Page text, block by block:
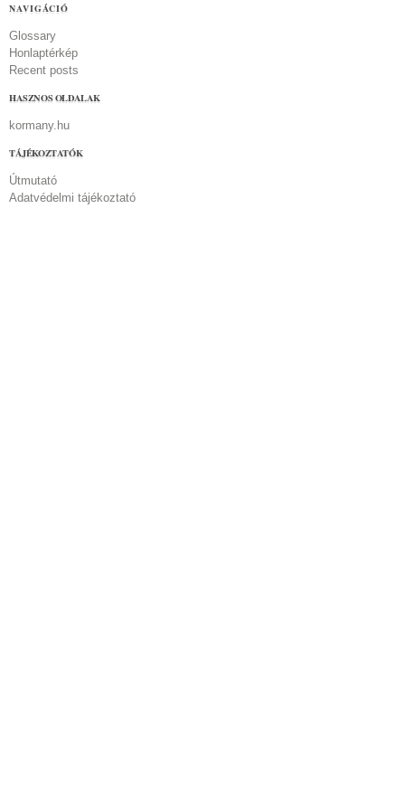
NAVIGÁCIÓ
Glossary
Honlaptérkép
Recent posts
HASZNOS OLDALAK
kormany.hu
TÁJÉKOZTATÓK
Útmutató
Adatvédelmi tájékoztató